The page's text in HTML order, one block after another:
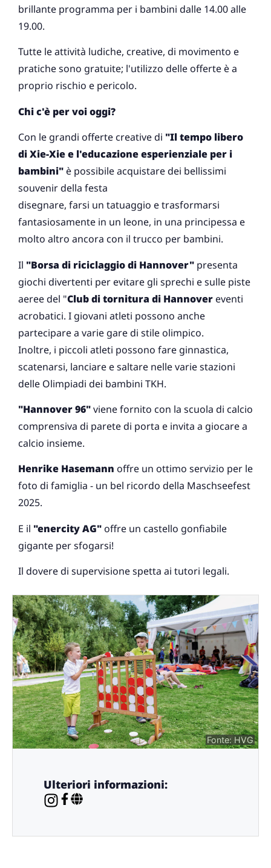
brillante programma per i bambini dalle 14.00 alle
19.00.
Tutte le attività ludiche, creative, di movimento e
pratiche sono gratuite; l'utilizzo delle offerte è a
proprio rischio e pericolo.
Chi c'è per voi oggi?
Con le grandi offerte creative di "Il tempo libero
di Xie-Xie e l'educazione esperienziale per i
bambini" è possibile acquistare dei bellissimi
souvenir della festa
disegnare, farsi un tatuaggio e trasformarsi
fantasiosamente in un leone, in una principessa e
molto altro ancora con il trucco per bambini.
Il "Borsa di riciclaggio di Hannover" presenta
giochi divertenti per evitare gli sprechi e sulle piste
aeree del "Club di tornitura di Hannover eventi
acrobatici. I giovani atleti possono anche
partecipare a varie gare di stile olimpico.
Inoltre, i piccoli atleti possono fare ginnastica,
scatenarsi, lanciare e saltare nelle varie stazioni
delle Olimpiadi dei bambini TKH.
"Hannover 96"viene fornito con la scuola di calcio
comprensiva di parete di porta e invita a giocare a
calcio insieme.
Henrike Hasemann offre un ottimo servizio per le
foto di famiglia - un bel ricordo della Maschseefest
2025.
E il "enercity AG" offre un castello gonfiabile
gigante per sfogarsi!
Il dovere di supervisione spetta ai tutori legali.
Fonte: HVG
Ulteriori informazioni: